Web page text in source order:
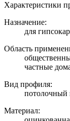
Характеристики
Назначение:
для
Область
частные
Вид профиля:
Материал: